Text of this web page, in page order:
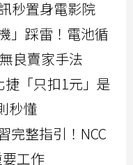
秒置身電影院
」踩雷！電池循
良賣家手法
捷「只扣1元」是
秒懂
完整指引！NCC
工作